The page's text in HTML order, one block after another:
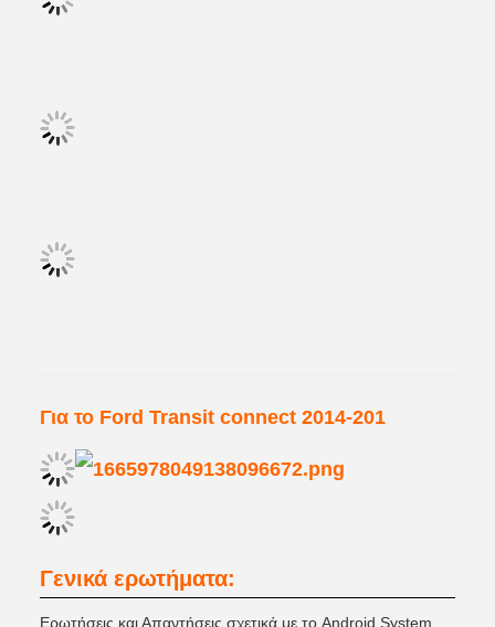
Για το Ford Transit connect 2014-201
Γενικά ερωτήματα:
Ερωτήσεις και Απαντήσεις σχετικά με το Android System